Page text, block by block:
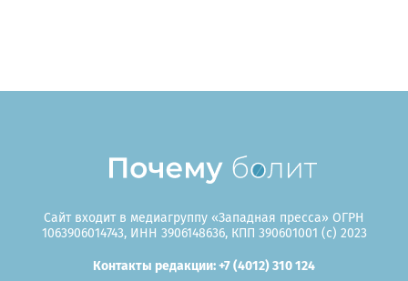
Сайт входит в медиагруппу «Западная пресса» ОГРН
1063906014743, ИНН 3906148636, КПП 390601001 (c) 2023
Контакты редакции: +7 (4012) 310 124